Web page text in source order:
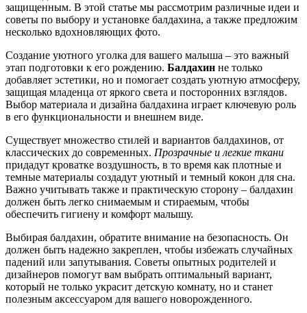
защищенным. В этой статье мы рассмотрим различные идеи и
советы по выбору и установке балдахина, а также предложим
несколько вдохновляющих фото.
Создание уютного уголка для вашего малыша – это важный
этап подготовки к его рождению. Балдахин не только
добавляет эстетики, но и помогает создать уютную атмосферу,
защищая младенца от яркого света и посторонних взглядов.
Выбор материала и дизайна балдахина играет ключевую роль
в его функциональности и внешнем виде.
Существует множество стилей и вариантов балдахинов, от
классических до современных. Прозрачные и легкие ткани
придадут кроватке воздушность, в то время как плотные и
темные материалы создадут уютный и темный кокон для сна.
Важно учитывать также и практическую сторону – балдахин
должен быть легко снимаемым и стираемым, чтобы
обеспечить гигиену и комфорт малышу.
Выбирая балдахин, обратите внимание на безопасность. Он
должен быть надежно закреплен, чтобы избежать случайных
падений или запутывания. Советы опытных родителей и
дизайнеров помогут вам выбрать оптимальный вариант,
который не только украсит детскую комнату, но и станет
полезным аксессуаром для вашего новорожденного.